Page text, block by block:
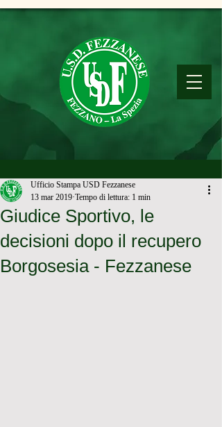
Giudice Sportivo, le
decisioni dopo il recupero
Borgosesia - Fezzanese
Ufficio Stampa USD Fezzanese
13 mar 2019 Tempo di lettura: 1 min